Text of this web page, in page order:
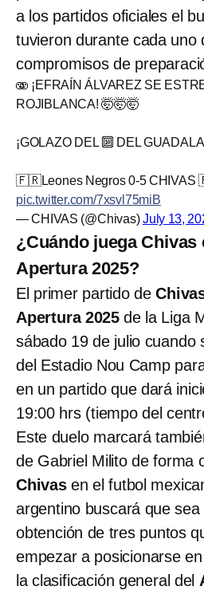
a los partidos oficiales el
tuvieron durante cada uno
compromisos de
🫨 ¡EFRAÍN ÁLVAREZ SE
ROJIBLANCA! 🤯🤯🤯
¡GOLAZO DEL 🔟 DEL
🇫🇷Leones Negros 0-5
pic.twitter.com/7xsvl75miB
— CHIVAS (@Chivas)July 13,
¿Cuándo juega Chivas
Apertura 2025?
El primer partido de
Apertura 2025 de la Liga
sábado 19 de julio cuando
del Estadio Nou Camp
en un partido que dará
19:00 hrs (tiempo del
Este duelo marcará
de Gabriel Milito de forma
Chivasen el futbol
argentino buscará que
obtención de tres puntos
empezar a posicionarse
la clasificación general del